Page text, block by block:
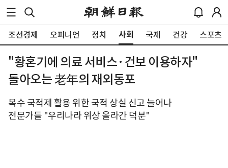
조선경제 오피니언 정치 사회 국제 건강 스포츠
"황혼기에 의료 서비스·건보 이용하자"
돌아오는 老年의 재외동포
복수 국적제 활용 위한 국적 상실 신고 늘어나
전문가들 "우리나라 위상 올라간 덕분"